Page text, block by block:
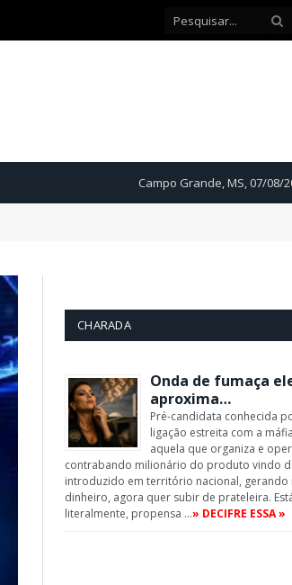
Campo Grande, MS, 07/08/
CHARADA
Onda de fumaça
aproxima…
Pré-candidata conhecida
ligação estreita com a
aquela que organiza e
contrabando milionário do produto vindo
introduzido em território nacional, gerando
dinheiro, agora quer subir de prateleira.
literalmente, propensa …» DECIFRE ESSA »